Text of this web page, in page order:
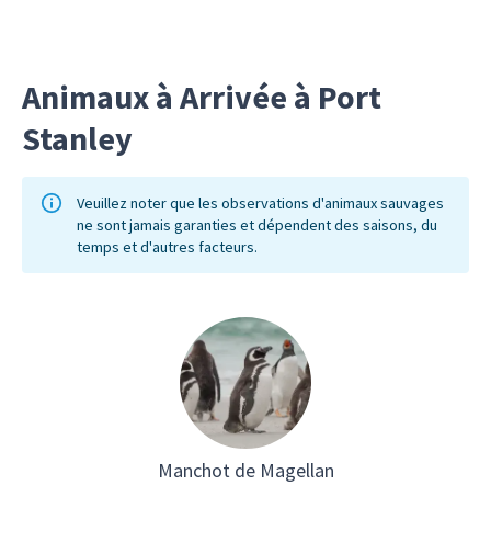
Animaux à Arrivée à Port
Stanley
Veuillez noter que les observations d'animaux sauvages
ne sont jamais garanties et dépendent des saisons, du
temps et d'autres facteurs.
Manchot de Magellan